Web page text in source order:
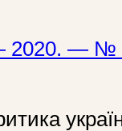
2020. — №